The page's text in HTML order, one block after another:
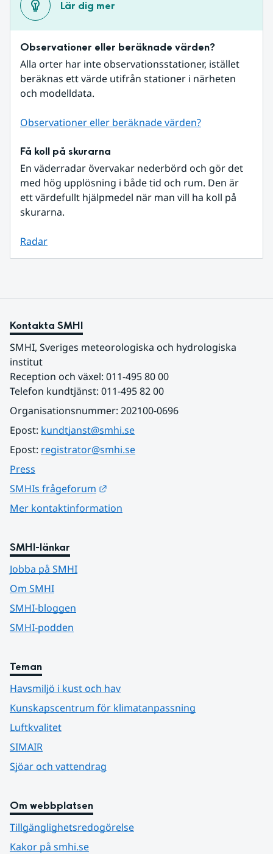
Lär dig mer
Observationer eller beräknade värden?
Alla orter har inte observationsstationer, istället
beräknas ett värde utifrån stationer i närheten
och modelldata.
Observationer eller beräknade värden?
Få koll på skurarna
En väderradar övervakar nederbörd och gör det
med hög upplösning i både tid och rum. Den är
ett värdefullt hjälpmedel när man vill ha koll på
skurarna.
Radar
Kontakta SMHI
SMHI, Sveriges meteorologiska och hydrologiska
institut
Reception och växel: 011-495 80 00
Telefon kundtjänst: 011-495 82 00
Organisationsnummer: 202100-0696
Epost: kundtjanst@smhi.se
Epost: registrator@smhi.se
Press
SMHIs frågeforum
Mer kontaktinformation
SMHI-länkar
Jobba på SMHI
Om SMHI
SMHI-bloggen
SMHI-podden
Teman
Havsmiljö i kust och hav
Kunskapscentrum för klimatanpassning
Luftkvalitet
SIMAIR
Sjöar och vattendrag
Om webbplatsen
Tillgänglighetsredogörelse
Kakor på smhi.se